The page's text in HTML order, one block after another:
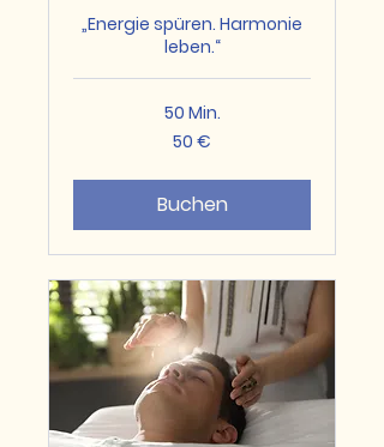
„Energie spüren. Harmonie
leben.“
50 Min.
50 €
Buchen